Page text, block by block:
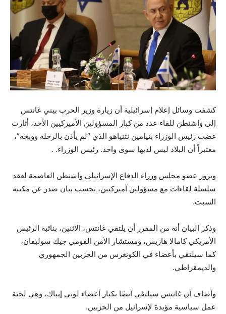
كشفت وسائل إعلام إسرائيلية أن زيارة وزير الحرب بيني غانتس
إلى واشنطن للقاء عدد من كبار المسؤولين الأميركيين الأحد، أثارت
غضب رئيس الوزراء بنيامين نتنياهو الذي “لم يأذن بالرحلة ووبخه”،
معتبراً أن البلاد ليس لديها سوى واحد. رئيس الوزراء. .
ويزور عضو مجلس وزراء الدفاع الإسرائيلي واشنطن العاصمة لعقد
سلسلة لقاءات مع مسؤولين أميركيين، بحسب بيان صدر عن مكتبه
السبت.
وذكر البيان أنه من المقرر أن يلتقي غانتس، الاثنين، بنائبة الرئيس
الأمريكي كامالا هاريس، ومستشار الأمن القومي جيك سوليفان،
كما سيلتقي بأعضاء في الكونغرس من الحزبين الجمهوري
والديمقراطي.
وأضاف أن غانتس سيلتقي أيضًا بكبار أعضاء لوبي إيباك، وهي لجنة
عمل سياسية مؤيدة لإسرائيل من الحزبين.